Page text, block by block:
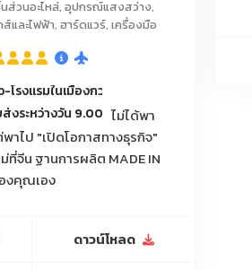
บ/บัวรดน้ำต้นไม้แบบกด/ขวดพ่นละอองน้ำ
ทำการจอง
อร์โรงแรม, เฟอร์นิเจอร์รีสอร์ท, เฟอร์นิเจ
เสื้อผ้า, เฟอร์นิเจอร์บิวท์อิน, เคาน์เตอร์
อร์ท, โคมไฟเพดาน, โคมไฟติดผนัง, โคมไฟ
ลท์, โคมไฟโครงการ, ไฟสนาม, ไฟตกแต่งภาย
นส่วนอะไหล่, อุปกรณ์แสงสว่าง,
ละไฟฟ้า, ฮาร์ดแวร์, เครื่องมือ
นเมืองกวางโจว
9.00-17.00 น. ในเมืองกวางโจวระยะทางไม่
ไม่ได้พา
าไป "เปิดโอกาสทางธุรกิจ"
ที่จีน ฐานการผลิต MADE IN
งคุณเอง
ดาวน์โหลด